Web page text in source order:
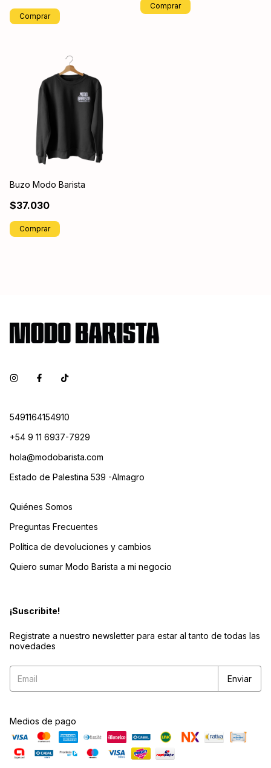
Comprar
Buzo Modo Barista
$37.030
Comprar
5491164154910
+54 9 11 6937-7929
hola@modobarista.com
Estado de Palestina 539 -Almagro
Quiénes Somos
Preguntas Frecuentes
Política de devoluciones y cambios
Quiero sumar Modo Barista a mi negocio
¡Suscribite!
Registrate a nuestro newsletter para estar al tanto de todas las
novedades
Medios de pago